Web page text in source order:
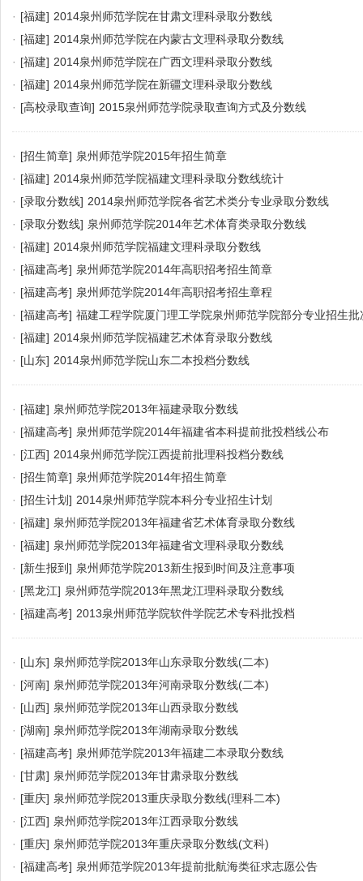
· [福建] 2014泉州师范学院在甘肃文理科录取分数线
· [福建] 2014泉州师范学院在内蒙古文理科录取分数线
· [福建] 2014泉州师范学院在广西文理科录取分数线
· [福建] 2014泉州师范学院在新疆文理科录取分数线
· [高校录取查询] 2015泉州师范学院录取查询方式及分数线
· [招生简章] 泉州师范学院2015年招生简章
· [福建] 2014泉州师范学院福建文理科录取分数线统计
· [录取分数线] 2014泉州师范学院各省艺术类分专业录取分数线
· [录取分数线] 泉州师范学院2014年艺术体育类录取分数线
· [福建] 2014泉州师范学院福建文理科录取分数线
· [福建高考] 泉州师范学院2014年高职招考招生简章
· [福建高考] 泉州师范学院2014年高职招考招生章程
· [福建高考] 福建工程学院厦门理工学院泉州师范学院部分专业招生批
· [福建] 2014泉州师范学院福建艺术体育录取分数线
· [山东] 2014泉州师范学院山东二本投档分数线
· [福建] 泉州师范学院2013年福建录取分数线
· [福建高考] 泉州师范学院2014年福建省本科提前批投档线公布
· [江西] 2014泉州师范学院江西提前批理科投档分数线
· [招生简章] 泉州师范学院2014年招生简章
· [招生计划] 2014泉州师范学院本科分专业招生计划
· [福建] 泉州师范学院2013年福建省艺术体育录取分数线
· [福建] 泉州师范学院2013年福建省文理科录取分数线
· [新生报到] 泉州师范学院2013新生报到时间及注意事项
· [黑龙江] 泉州师范学院2013年黑龙江理科录取分数线
· [福建高考] 2013泉州师范学院软件学院艺术专科批投档
· [山东] 泉州师范学院2013年山东录取分数线(二本)
· [河南] 泉州师范学院2013年河南录取分数线(二本)
· [山西] 泉州师范学院2013年山西录取分数线
· [湖南] 泉州师范学院2013年湖南录取分数线
· [福建高考] 泉州师范学院2013年福建二本录取分数线
· [甘肃] 泉州师范学院2013年甘肃录取分数线
· [重庆] 泉州师范学院2013重庆录取分数线(理科二本)
· [江西] 泉州师范学院2013年江西录取分数线
· [重庆] 泉州师范学院2013年重庆录取分数线(文科)
· [福建高考] 泉州师范学院2013年提前批航海类征求志愿公告